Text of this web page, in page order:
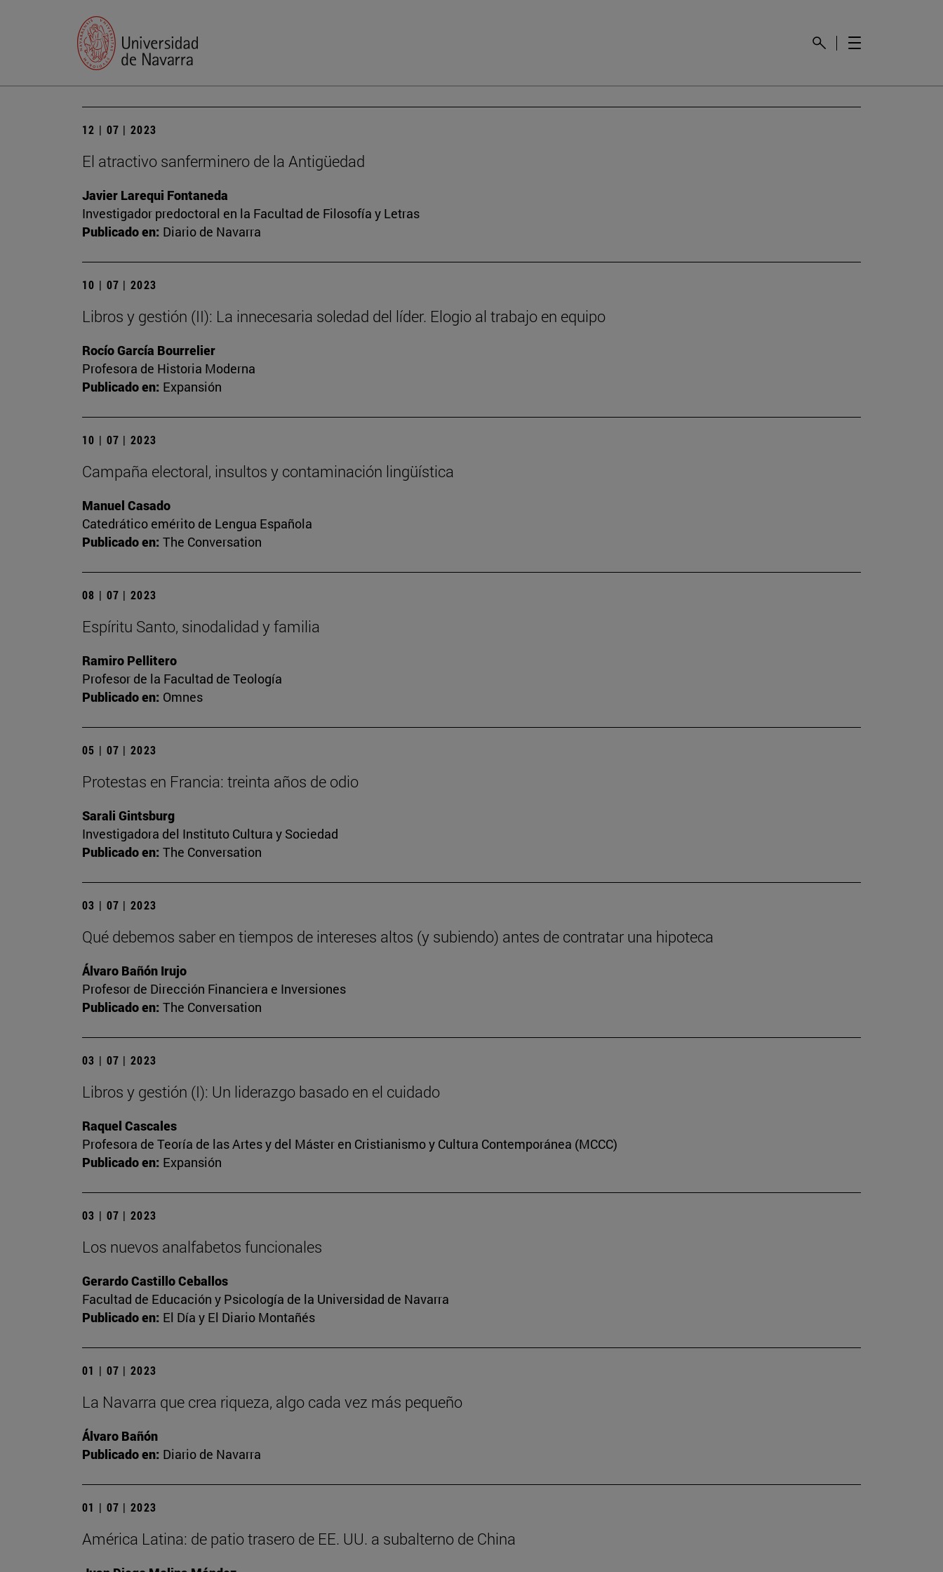
12 | 07 | 2023
El atractivo sanferminero de la Antigüedad
Javier Larequi Fontaneda
Investigador predoctoral en la Facultad de Filosofía y Letras
Publicado en: Diario de Navarra
10 | 07 | 2023
Libros y gestión (II): La innecesaria soledad del líder. Elogio al trabajo en equipo
Rocío García Bourrelier
Profesora de Historia Moderna
Publicado en: Expansión
10 | 07 | 2023
Campaña electoral, insultos y contaminación lingüística
Manuel Casado
Catedrático emérito de Lengua Española
Publicado en: The Conversation
08 | 07 | 2023
Espíritu Santo, sinodalidad y familia
Ramiro Pellitero
Profesor de la Facultad de Teología
Publicado en: Omnes
05 | 07 | 2023
Protestas en Francia: treinta años de odio
Sarali Gintsburg
Investigadora del Instituto Cultura y Sociedad
Publicado en: The Conversation
03 | 07 | 2023
Qué debemos saber en tiempos de intereses altos (y subiendo) antes de contratar una hipoteca
Álvaro Bañón Irujo
Profesor de Dirección Financiera e Inversiones
Publicado en: The Conversation
03 | 07 | 2023
Libros y gestión (I): Un liderazgo basado en el cuidado
Raquel Cascales
Profesora de Teoría de las Artes y del Máster en Cristianismo y Cultura Contemporánea (MCCC)
Publicado en: Expansión
03 | 07 | 2023
Los nuevos analfabetos funcionales
Gerardo Castillo Ceballos
Facultad de Educación y Psicología de la Universidad de Navarra
Publicado en: El Día y El Diario Montañés
01 | 07 | 2023
La Navarra que crea riqueza, algo cada vez más pequeño
Álvaro Bañón
Publicado en: Diario de Navarra
01 | 07 | 2023
América Latina: de patio trasero de EE. UU. a subalterno de China